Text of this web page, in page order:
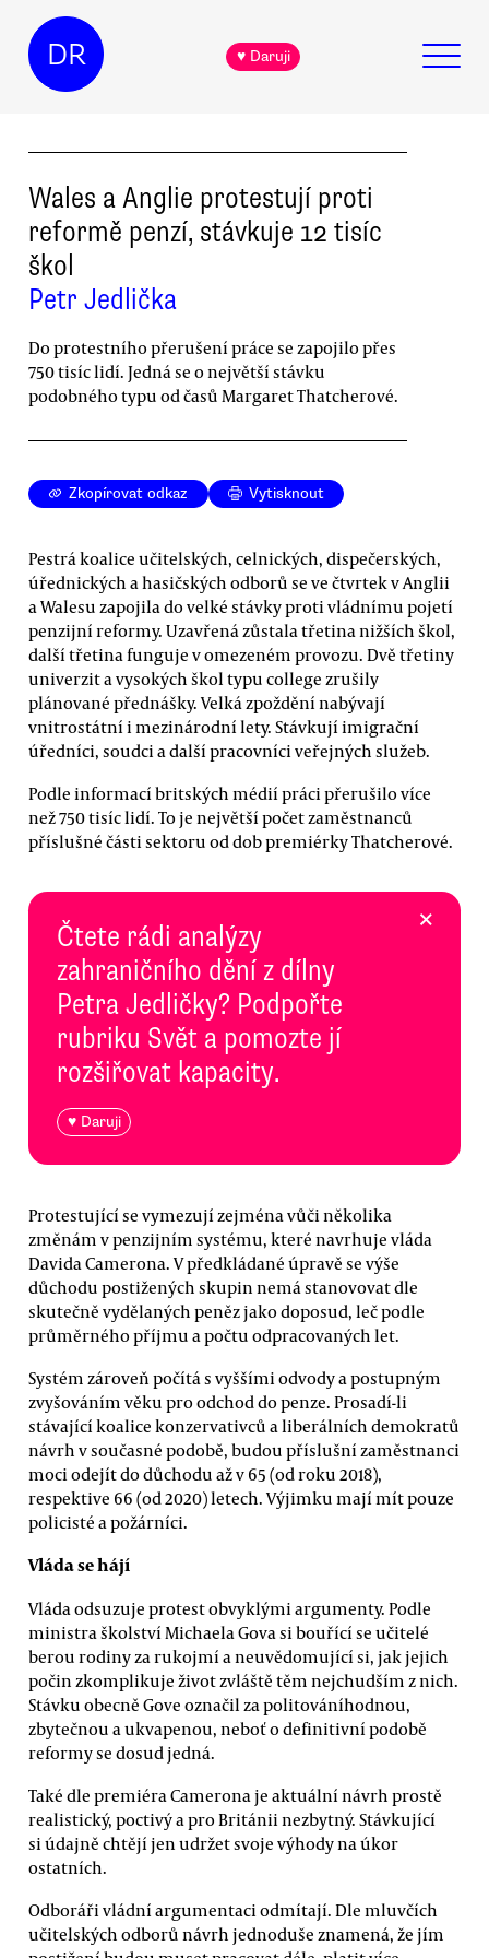
DR ♥ Daruji
Wales a Anglie protestují proti
reformě penzí, stávkuje 12 tisíc
škol
Petr Jedlička
Do protestního přerušení práce se zapojilo přes
750 tisíc lidí. Jedná se o největší stávku
podobného typu od časů Margaret Thatcherové.
Zkopírovat odkaz Vytisknout
Pestrá koalice učitelských, celnických, dispečerských,
úřednických a hasičských odborů se ve čtvrtek v Anglii
a Walesu zapojila do velké stávky proti vládnímu pojetí
penzijní reformy. Uzavřená zůstala třetina nižších škol,
další třetina funguje v omezeném provozu. Dvě třetiny
univerzit a vysokých škol typu college zrušily
plánované přednášky. Velká zpoždění nabývají
vnitrostátní i mezinárodní lety. Stávkují imigrační
úředníci, soudci a další pracovníci veřejných služeb.
Podle informací britských médií práci přerušilo více
než 750 tisíc lidí. To je největší počet zaměstnanců
příslušné části sektoru od dob premiérky Thatcherové.
Čtete rádi analýzy
zahraničního dění z dílny
Petra Jedličky? Podpořte
rubriku Svět a pomozte jí
rozšiřovat kapacity.
♥ Daruji
×
Protestující se vymezují zejména vůči několika
změnám v penzijním systému, které navrhuje vláda
Davida Camerona. V předkládané úpravě se výše
důchodu postižených skupin nemá stanovovat dle
skutečně vydělaných peněz jako doposud, leč podle
průměrného příjmu a počtu odpracovaných let.
Systém zároveň počítá s vyššími odvody a postupným
zvyšováním věku pro odchod do penze. Prosadí-li
stávající koalice konzervativců a liberálních demokratů
návrh v současné podobě, budou příslušní zaměstnanci
moci odejít do důchodu až v 65 (od roku 2018),
respektive 66 (od 2020) letech. Výjimku mají mít pouze
policisté a požárníci.
Vláda se hájí
Vláda odsuzuje protest obvyklými argumenty. Podle
ministra školství Michaela Gova si bouřící se učitelé
berou rodiny za rukojmí a neuvědomující si, jak jejich
počin zkomplikuje život zvláště těm nejchudším z nich.
Stávku obecně Gove označil za politováníhodnou,
zbytečnou a ukvapenou, neboť o definitivní podobě
reformy se dosud jedná.
Také dle premiéra Camerona je aktuální návrh prostě
realistický, poctivý a pro Británii nezbytný. Stávkující
si údajně chtějí jen udržet svoje výhody na úkor
ostatních.
Odboráři vládní argumentaci odmítají. Dle mluvčích
učitelských odborů návrh jednoduše znamená, že jím